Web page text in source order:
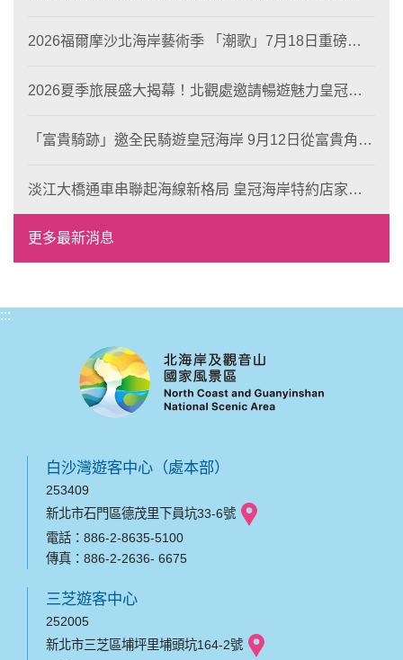
2026福爾摩沙北海岸藝術季 「潮歌」7月18日重磅登
2026夏季旅展盛大揭幕！北觀處邀請暢遊魅力皇冠海
「富貴騎跡」邀全民騎遊皇冠海岸 9月12日從富貴角出
淡江大橋通車串聯起海線新格局 皇冠海岸特約店家、
風格形塑即日起開放報名
更多最新消息
:::
白沙灣遊客中心（處本部）
253409
新北市石門區德茂里下員坑33-6號
電話：886-2-8635-5100
傳真：886-2-2636- 6675
三芝遊客中心
252005
新北市三芝區埔坪里埔頭坑164-2號